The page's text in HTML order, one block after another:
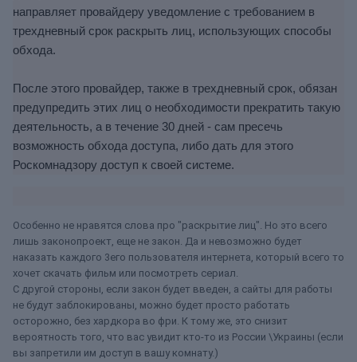
направляет провайдеру уведомление с требованием в
трехдневный срок раскрыть лиц, использующих способы
обхода.
После этого провайдер, также в трехдневный срок, обязан
предупредить этих лиц о необходимости прекратить такую
деятельность, а в течение 30 дней - сам пресечь
возможность обхода доступа, либо дать для этого
Роскомнадзору доступ к своей системе.
Особенно не нравятся слова про "раскрытие лиц". Но это всего
лишь законопроект, еще не закон. Да и невозможно будет
наказать каждого 3его пользователя интернета, который всего то
хочет скачать фильм или посмотреть сериал.
С другой стороны, если закон будет введен, а сайты для работы
не будут заблокированы, можно будет просто работать
осторожно, без хардкора во фри. К тому же, это снизит
вероятность того, что вас увидит кто-то из России \Украины (если
вы запретили им доступ в вашу комнату.)